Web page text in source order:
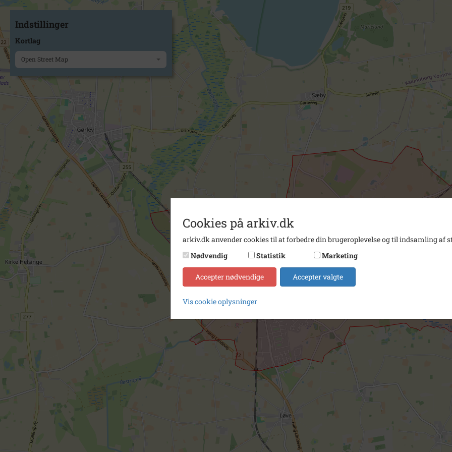
Indstillinger
Kortlag
Open Street Map
Cookies på arkiv.dk
arkiv.dk anvender cookies til at forbedre din brugeroplevelse og til indsamling af
Nødvendig
Statistik Marketing
Accepter nødvendige Accepter valgte
Vis cookie oplysninger